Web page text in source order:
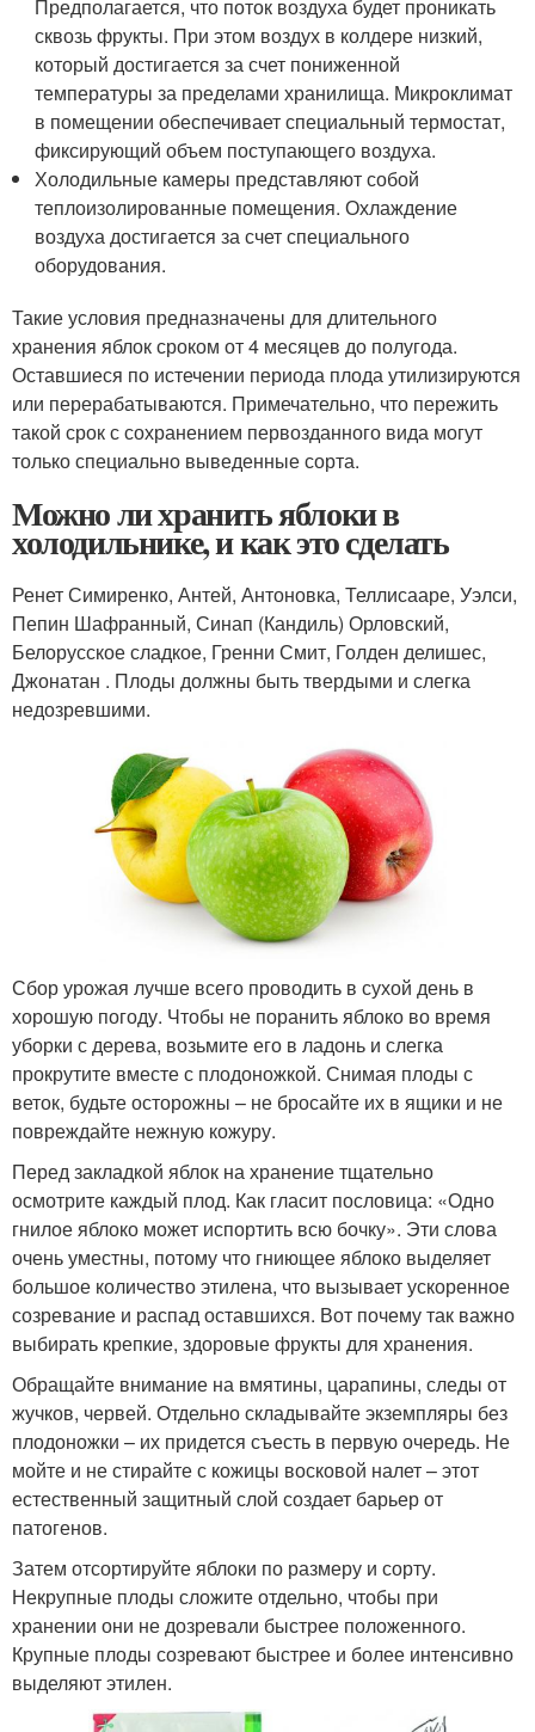
Предполагается, что поток воздуха будет проникать
сквозь фрукты. При этом воздух в колдере низкий,
который достигается за счет пониженной
температуры за пределами хранилища. Микроклимат
в помещении обеспечивает специальный термостат,
фиксирующий объем поступающего воздуха.
Холодильные камеры представляют собой
теплоизолированные помещения. Охлаждение
воздуха достигается за счет специального
оборудования.
Такие условия предназначены для длительного
хранения яблок сроком от 4 месяцев до полугода.
Оставшиеся по истечении периода плода утилизируются
или перерабатываются. Примечательно, что пережить
такой срок с сохранением первозданного вида могут
только специально выведенные сорта.
Можно ли хранить яблоки в
холодильнике, и как это сделать
Ренет Симиренко, Антей, Антоновка, Теллисааре, Уэлси,
Пепин Шафранный, Синап (Кандиль) Орловский,
Белорусское сладкое, Гренни Смит, Голден делишес,
Джонатан . Плоды должны быть твердыми и слегка
недозревшими.
Сбор урожая лучше всего проводить в сухой день в
хорошую погоду. Чтобы не поранить яблоко во время
уборки с дерева, возьмите его в ладонь и слегка
прокрутите вместе с плодоножкой. Снимая плоды с
веток, будьте осторожны – не бросайте их в ящики и не
повреждайте нежную кожуру.
Перед закладкой яблок на хранение тщательно
осмотрите каждый плод. Как гласит пословица: «Одно
гнилое яблоко может испортить всю бочку». Эти слова
очень уместны, потому что гниющее яблоко выделяет
большое количество этилена, что вызывает ускоренное
созревание и распад оставшихся. Вот почему так важно
выбирать крепкие, здоровые фрукты для хранения.
Обращайте внимание на вмятины, царапины, следы от
жучков, червей. Отдельно складывайте экземпляры без
плодоножки – их придется съесть в первую очередь. Не
мойте и не стирайте с кожицы восковой налет – этот
естественный защитный слой создает барьер от
патогенов.
Затем отсортируйте яблоки по размеру и сорту.
Некрупные плоды сложите отдельно, чтобы при
хранении они не дозревали быстрее положенного.
Крупные плоды созревают быстрее и более интенсивно
выделяют этилен.